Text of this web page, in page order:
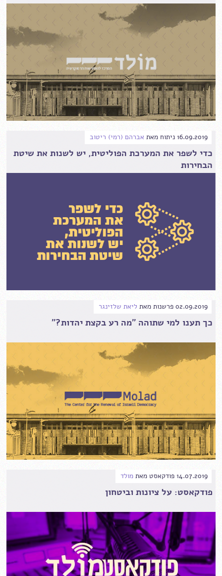
16.09.2019 ניתוח מאת אברהם (רמי) ריטוב
כדי לשפר את המערכת הפוליטית, יש לשנות את שיטת
הבחירות
02.09.2019 פרשנות מאת ליאת שלזינגר
כך תענו למי שתוהה "מה רע בקצת יהדות?"
14.07.2019 פודקאסט מאת מולד
פודקאסט: על ציונות וביטחון